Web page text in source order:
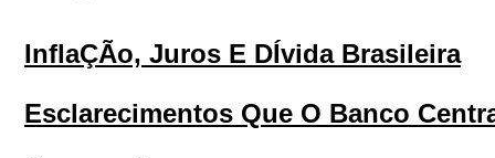
InflaÇÃo, Juros E DÍvida Brasileira
Esclarecimentos Que O Banco